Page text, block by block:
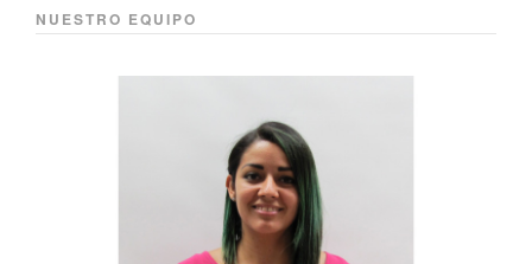
NUESTRO EQUIPO